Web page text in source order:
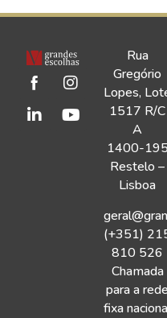
Rua
Gregório
Lopes,
1517 R/C
A
1400-195
Restelo –
Lisboa
(+351)
810 526
Chamada
para a rede
fixa